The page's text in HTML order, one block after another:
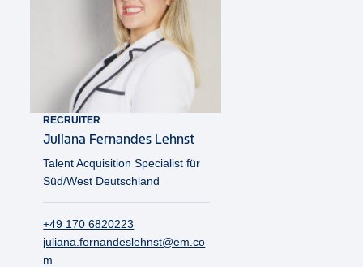
RECRUITER
Juliana Fernandes Lehnst
Talent Acquisition Specialist für
Süd/West Deutschland
+49 170 6820223
juliana.fernandeslehnst@em.co
m